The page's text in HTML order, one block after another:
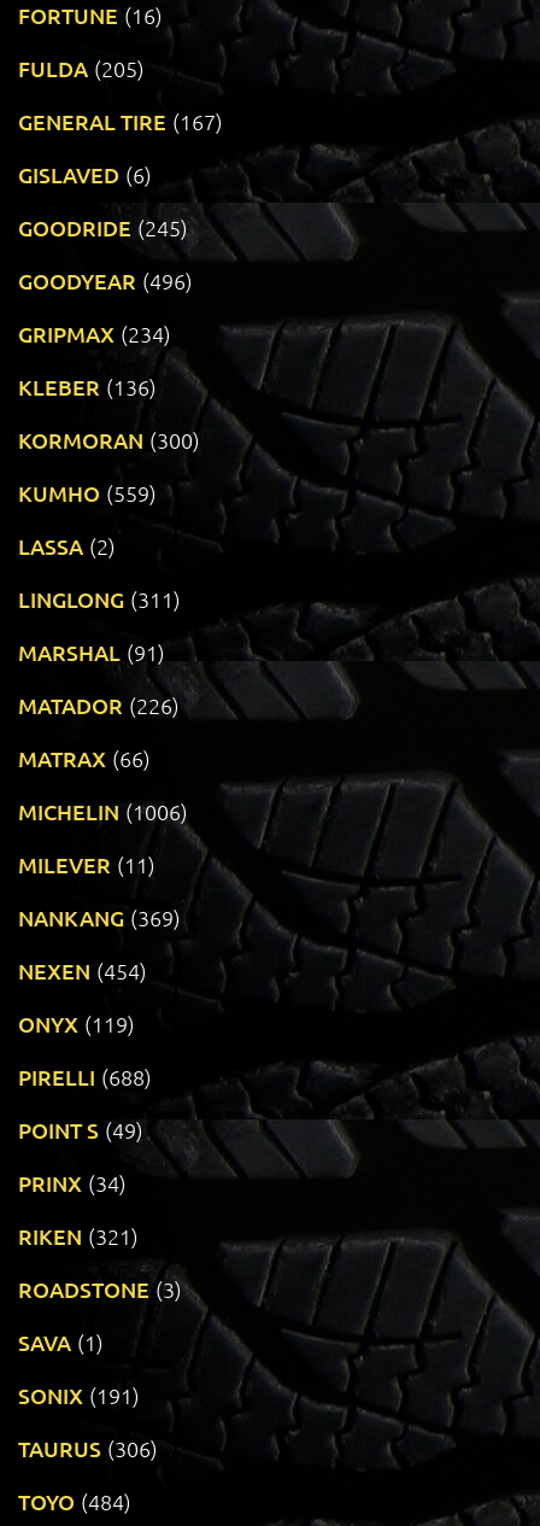
FORTUNE (16)
FULDA (205)
GENERAL TIRE (167)
GISLAVED (6)
GOODRIDE (245)
GOODYEAR (496)
GRIPMAX (234)
KLEBER (136)
KORMORAN (300)
KUMHO (559)
LASSA (2)
LINGLONG (311)
MARSHAL (91)
MATADOR (226)
MATRAX (66)
MICHELIN (1006)
MILEVER (11)
NANKANG (369)
NEXEN (454)
ONYX (119)
PIRELLI (688)
POINT S (49)
PRINX (34)
RIKEN (321)
ROADSTONE (3)
SAVA (1)
SONIX (191)
TAURUS (306)
TOYO (484)